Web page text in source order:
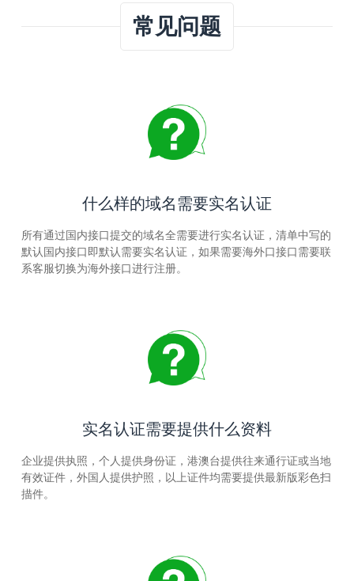
常见问题
什么样的域名需要实名认证
所有通过国内接口提交的域名全需要进行实名认证，清单中写的
默认国内接口即默认需要实名认证，如果需要海外口接口需要联
系客服切换为海外接口进行注册。
实名认证需要提供什么资料
企业提供执照，个人提供身份证，港澳台提供往来通行证或当地
有效证件，外国人提供护照，以上证件均需要提供最新版彩色扫
描件。